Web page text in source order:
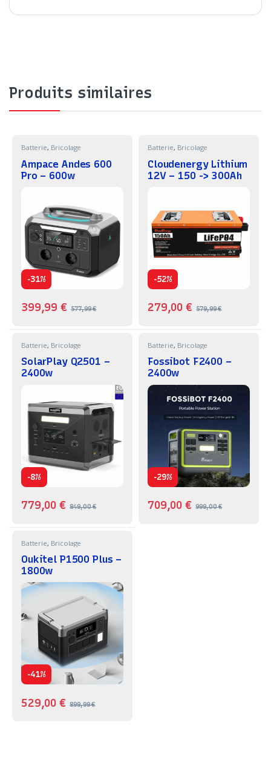
Produits similaires
Batterie, Bricolage
Ampace Andes 600
Pro – 600w
-31%
399,99€ 577,99€
Batterie, Bricolage
Cloudenergy Lithium
12V – 150 -> 300Ah
-52%
279,00€ 579,99€
Batterie, Bricolage
SolarPlay Q2501 –
2400w
-8%
779,00€ 849,00€
Batterie, Bricolage
Fossibot F2400 –
2400w
-29%
709,00€ 999,00€
Batterie, Bricolage
Oukitel P1500 Plus –
1800w
-41%
529,00€ 899,99€